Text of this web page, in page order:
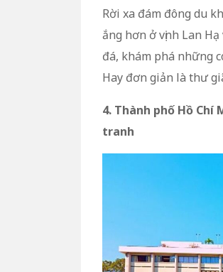
Rời xa đám đông du
ắng hơn ở vịnh Lan
đá, khám phá những
Hay đơn giản là thư
4. Thành phố Hồ
tranh